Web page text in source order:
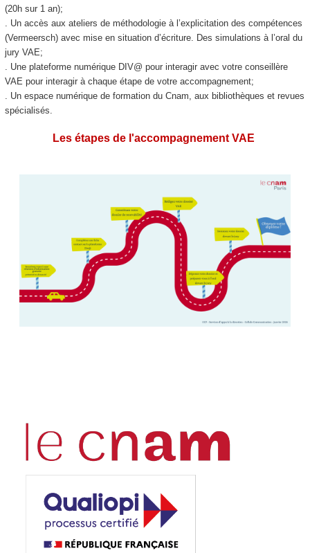
(20h sur 1 an);
. Un accès aux ateliers de méthodologie à l’explicitation des compétences
(Vermeersch) avec mise en situation d’écriture. Des simulations à l’oral du
jury VAE;
. Une plateforme numérique DIV@ pour interagir avec votre conseillère
VAE pour interagir à chaque étape de votre accompagnement;
. Un espace numérique de formation du Cnam, aux bibliothèques et revues
spécialisés.
Les étapes de l'accompagnement VAE